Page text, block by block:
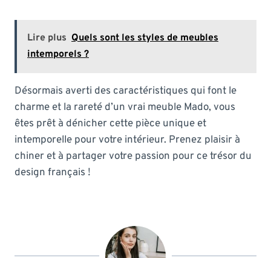
Lire plus Quels sont les styles de meubles
intemporels ?
Désormais averti des caractéristiques qui font le
charme et la rareté d’un vrai meuble Mado, vous
êtes prêt à dénicher cette pièce unique et
intemporelle pour votre intérieur. Prenez plaisir à
chiner et à partager votre passion pour ce trésor du
design français !